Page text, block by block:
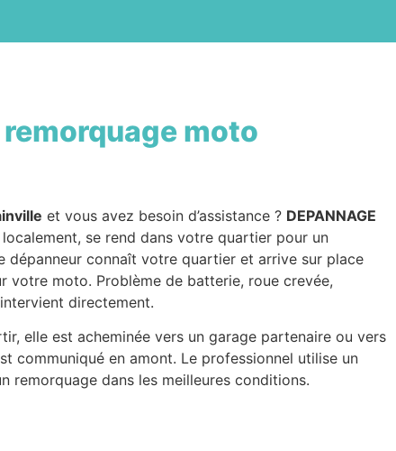
remorquage moto
et vous avez besoin d’assistance ? DEPANNAGE
se rend dans votre quartier pour un
dépanneur connaît votre quartier et arrive sur place
votre moto. Problème de batterie, roue crevée,
directement.
elle est acheminée vers un garage partenaire ou vers
communiqué en amont. Le professionnel utilise un
remorquage dans les meilleures conditions.